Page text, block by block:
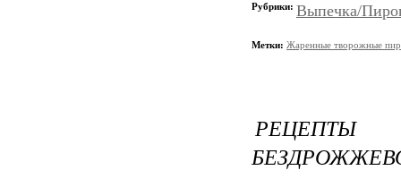
Рубрики: Выпечка/
Метки: Жаренные творожные
РЕЦЕПТЫ